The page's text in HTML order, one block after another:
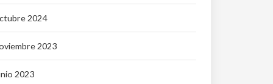
2024
2023
2023